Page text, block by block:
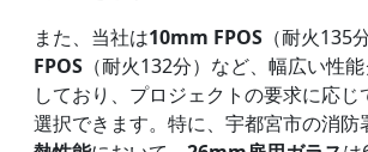
また、当社は10mm FPOS （耐火135
FPOS （耐火132分）など、幅広い性
しており、プロジェクトの要求に応じ
選択できます。特に、宇都宮市の消防